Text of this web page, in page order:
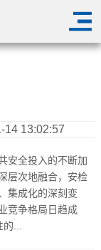
13:02:57
安全投入的不断加
层次地融合，安检
集成化的深刻变
竞争格局日趋成
...